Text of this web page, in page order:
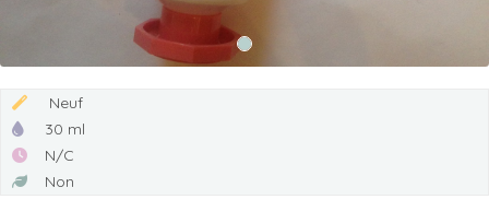
Neuf
30 ml
N/C
Non